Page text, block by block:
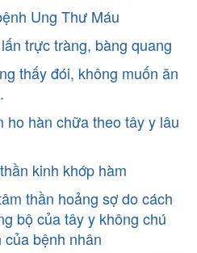
Ung Thư Máu
trực tràng, bàng quang
thấy đói, không muốn ăn
ho hàn chữa theo tây y lâu
kinh khớp hàm
thần hoảng sợ do cách
bộ của tây y không chú
bệnh nhân